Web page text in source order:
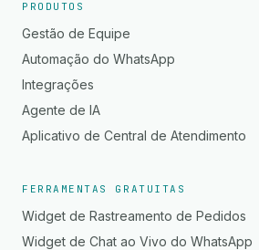
PRODUTOS
Gestão de Equipe
Automação do WhatsApp
Integrações
Agente de IA
Aplicativo de Central de Atendimento
FERRAMENTAS GRATUITAS
Widget de Rastreamento de Pedidos
Widget de Chat ao Vivo do WhatsApp